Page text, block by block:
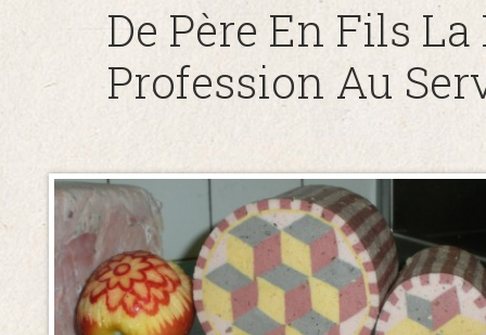
De Père En Fils
Profession Au